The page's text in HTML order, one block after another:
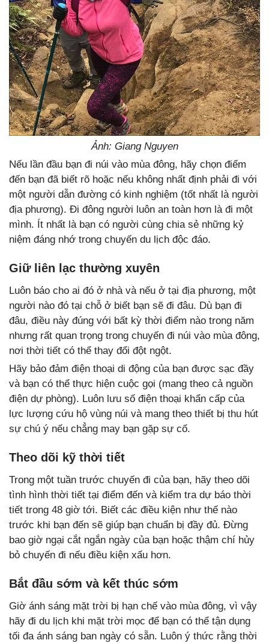
Ảnh: Giang Nguyen
Nếu lần đầu bạn đi núi vào mùa đông, hãy chọn điểm
đến bạn đã biết rõ hoặc nếu không nhất định phải đi với
một người dẫn đường có kinh nghiệm (tốt nhất là người
địa phương). Đi đông người luôn an toàn hơn là đi một
mình. Ít nhất là bạn có người cùng chia sẻ những kỷ
niệm đáng nhớ trong chuyến du lịch độc đáo.
Giữ liên lạc thường xuyên
Luôn báo cho ai đó ở nhà và nếu ở tại địa phương, một
người nào đó tại chỗ ở biết bạn sẽ đi đâu. Dù bạn đi
đâu, điều này đúng với bất kỳ thời điểm nào trong năm
nhưng rất quan trọng trong chuyến đi núi vào mùa đông,
nơi thời tiết có thể thay đổi đột ngột.
Hãy bảo đảm điện thoại di động của bạn được sạc đầy
và bạn có thể thực hiện cuộc gọi (mang theo cả nguồn
điện dự phòng). Luôn lưu số điện thoại khẩn cấp của
lực lượng cứu hộ vùng núi và mang theo thiết bị thu hút
sự chú ý nếu chẳng may bạn gặp sự cố.
Theo dõi kỹ thời tiết
Trong một tuần trước chuyến đi của bạn, hãy theo dõi
tình hình thời tiết tại điểm đến và kiểm tra dự báo thời
tiết trong 48 giờ tới. Biết các điều kiện như thế nào
trước khi bạn đến sẽ giúp bạn chuẩn bị đầy đủ. Đừng
bao giờ ngại cắt ngắn ngày của bạn hoặc thậm chí hủy
bỏ chuyến đi nếu điều kiện xấu hơn.
Bắt đầu sớm và kết thúc sớm
Giờ ánh sáng mặt trời bị hạn chế vào mùa đông, vì vậy
hãy đi du lịch khi mặt trời mọc để bạn có thể tận dụng
tối đa ánh sáng ban ngày có sẵn. Luôn ý thức rằng thời